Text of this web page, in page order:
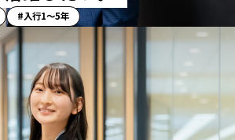
入行1〜5年